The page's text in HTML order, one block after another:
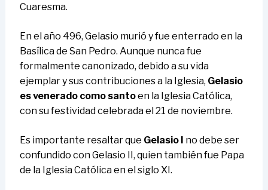
Cuaresma.
En el año 496, Gelasio murió y fue enterrado en la
Basílica de San Pedro. Aunque nunca fue
formalmente canonizado, debido a su vida
ejemplar y sus contribuciones a la Iglesia, Gelasio
es venerado como santoen la Iglesia Católica,
con su festividad celebrada el 21 de noviembre.
Es importante resaltar que Gelasio I no debe ser
confundido con Gelasio II, quien también fue Papa
de la Iglesia Católica en el siglo XI.